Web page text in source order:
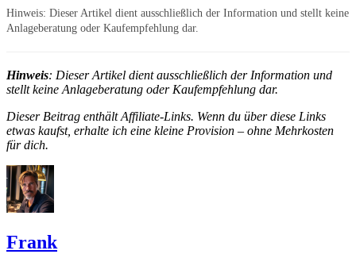
Hinweis: Dieser Artikel dient ausschließlich der Information und stellt keine
Anlageberatung oder Kaufempfehlung dar.
Hinweis: Dieser Artikel dient ausschließlich der Information und
stellt keine Anlageberatung oder Kaufempfehlung dar.
Dieser Beitrag enthält Affiliate-Links. Wenn du über diese Links
etwas kaufst, erhalte ich eine kleine Provision – ohne Mehrkosten
für dich.
Frank